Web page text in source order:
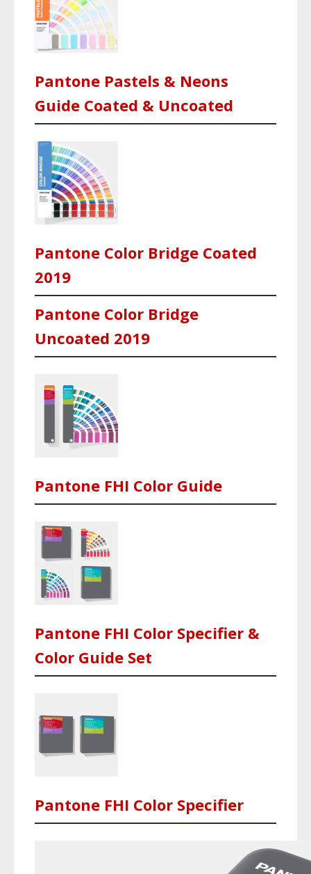
Pantone Pastels & Neons
Guide Coated & Uncoated
Pantone Color Bridge Coated
2019
Pantone Color Bridge
Uncoated 2019
Pantone FHI Color Guide
Pantone FHI Color Specifier &
Color Guide Set
Pantone FHI Color Specifier